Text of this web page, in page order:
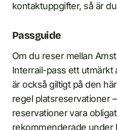
kontaktuppgifter, så är
Passguide
Om du reser mellan
Interrail-pass ett utmärkt
är också giltigt på den
regel platsreservationer
reservationer vara
rekommenderade under